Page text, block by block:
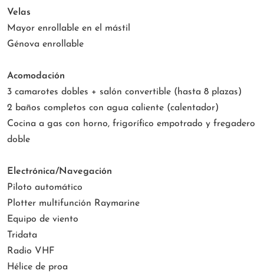
Velas
Mayor enrollable en el mástil
Génova enrollable
Acomodación
3 camarotes dobles + salón convertible (hasta 8 plazas)
2 baños completos con agua caliente (calentador)
Cocina a gas con horno, frigorífico empotrado y fregadero
doble
Electrónica/Navegación
Piloto automático
Plotter multifunción Raymarine
Equipo de viento
Tridata
Radio VHF
Hélice de proa